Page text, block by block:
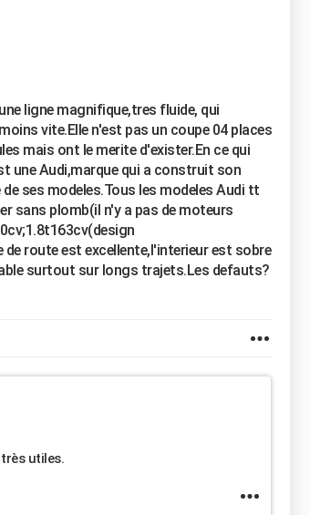
ligne magnifique,tres fluide, qui
vite.Elle n'est pas un coupe 04 places
mais ont le merite d'exister.En ce qui
une Audi,marque qui a construit son
ses modeles.Tous les modeles Audi tt
sans plomb(il n'y a pas de moteurs
route est excellente,l'interieur est sobre
surtout sur longs trajets.Les defauts?
utiles.